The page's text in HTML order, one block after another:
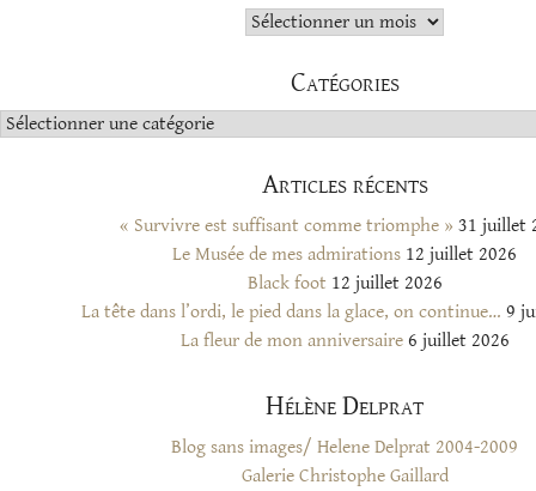
Archives
Catégories
Catégories
Articles récents
« Survivre est suffisant comme triomphe » 31 juillet
Le Musée de mes admirations 12 juillet 2026
Black foot 12 juillet 2026
La tête dans l’ordi, le pied dans la glace, on continue… 9
La fleur de mon anniversaire 6 juillet 2026
Hélène Delprat
Blog sans images/ Helene Delprat 2004-2009
Galerie Christophe Gaillard